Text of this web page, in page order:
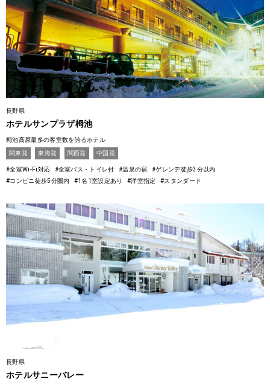
長野県
ホテルサンプラザ栂池
栂池高原最多の客室数を誇るホテル
関東発
東海発 関西発 中国発
#全室Wi-Fi対応 #全室バス・トイレ付 #温泉の宿
#ゲレンデ徒歩3分以内
#コンビニ徒歩5分圏内
#1名1室設定あり #洋室指定 #スタンダード
長野県
ホテルサニーバレー